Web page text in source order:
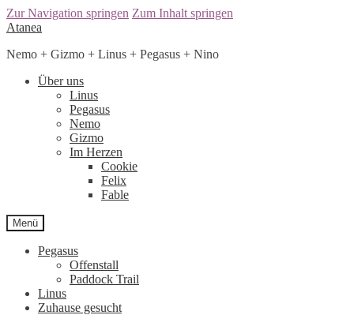
Zur Navigation springen Zum Inhalt springen
Atanea
Nemo + Gizmo + Linus + Pegasus + Nino
Über uns
Linus
Pegasus
Nemo
Gizmo
Im Herzen
Cookie
Felix
Fable
Menü
Pegasus
Offenstall
Paddock Trail
Linus
Zuhause gesucht